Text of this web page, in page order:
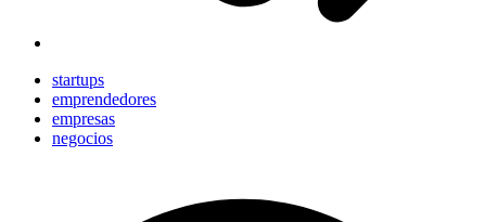
startups
emprendedores
empresas
negocios